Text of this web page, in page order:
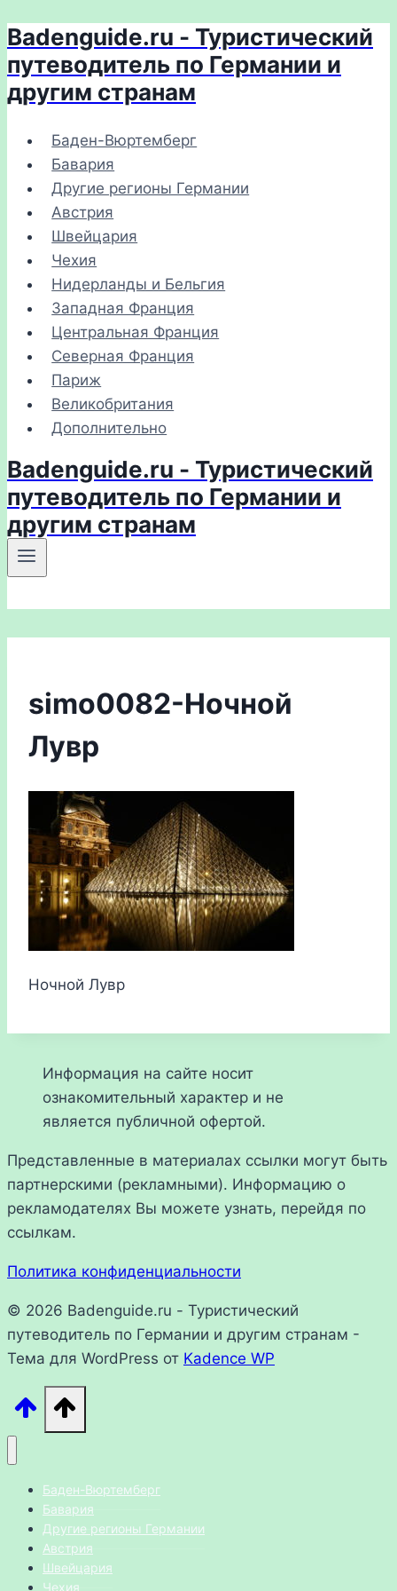
Перейти
к
содержимому
Badenguide.ru - Туристический
путеводитель по Германии и
другим странам
Баден-Вюртемберг
Бавария
Другие регионы Германии
Австрия
Швейцария
Чехия
Нидерланды и Бельгия
Западная Франция
Центральная Франция
Северная Франция
Париж
Великобритания
Дополнительно
Badenguide.ru - Туристический
путеводитель по Германии и
другим странам
simo0082-Ночной
Лувр
Ночной Лувр
Информация на сайте носит
ознакомительный характер и не
является публичной офертой.
Представленные в материалах ссылки могут быть
партнерскими (рекламными). Информацию о
рекламодателях Вы можете узнать, перейдя по
ссылкам.
Политика конфиденциальности
© 2026 Badenguide.ru - Туристический
путеводитель по Германии и другим странам -
Тема для WordPress от Kadence WP
Баден-Вюртемберг
Бавария
Другие регионы Германии
Австрия
Швейцария
Чехия